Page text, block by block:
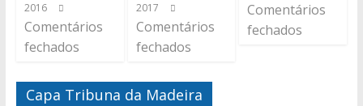
2016
Comentários
fechados
2017
Comentários
fechados
Comentários
fechados
Capa Tribuna da Madeira